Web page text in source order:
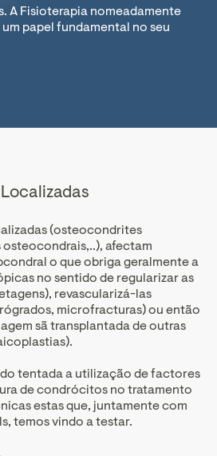
A Fisioterapia nomeadamente
papel fundamental no seu
(osteocondrites
afectam
o que obriga geralmente a
no sentido de regularizar as
revascularizá-las
microfracturas) ou então
sã transplantada de outras
tentada a utilização de factores
de condrócitos no tratamento
estas que, juntamente com
temos vindo a testar.